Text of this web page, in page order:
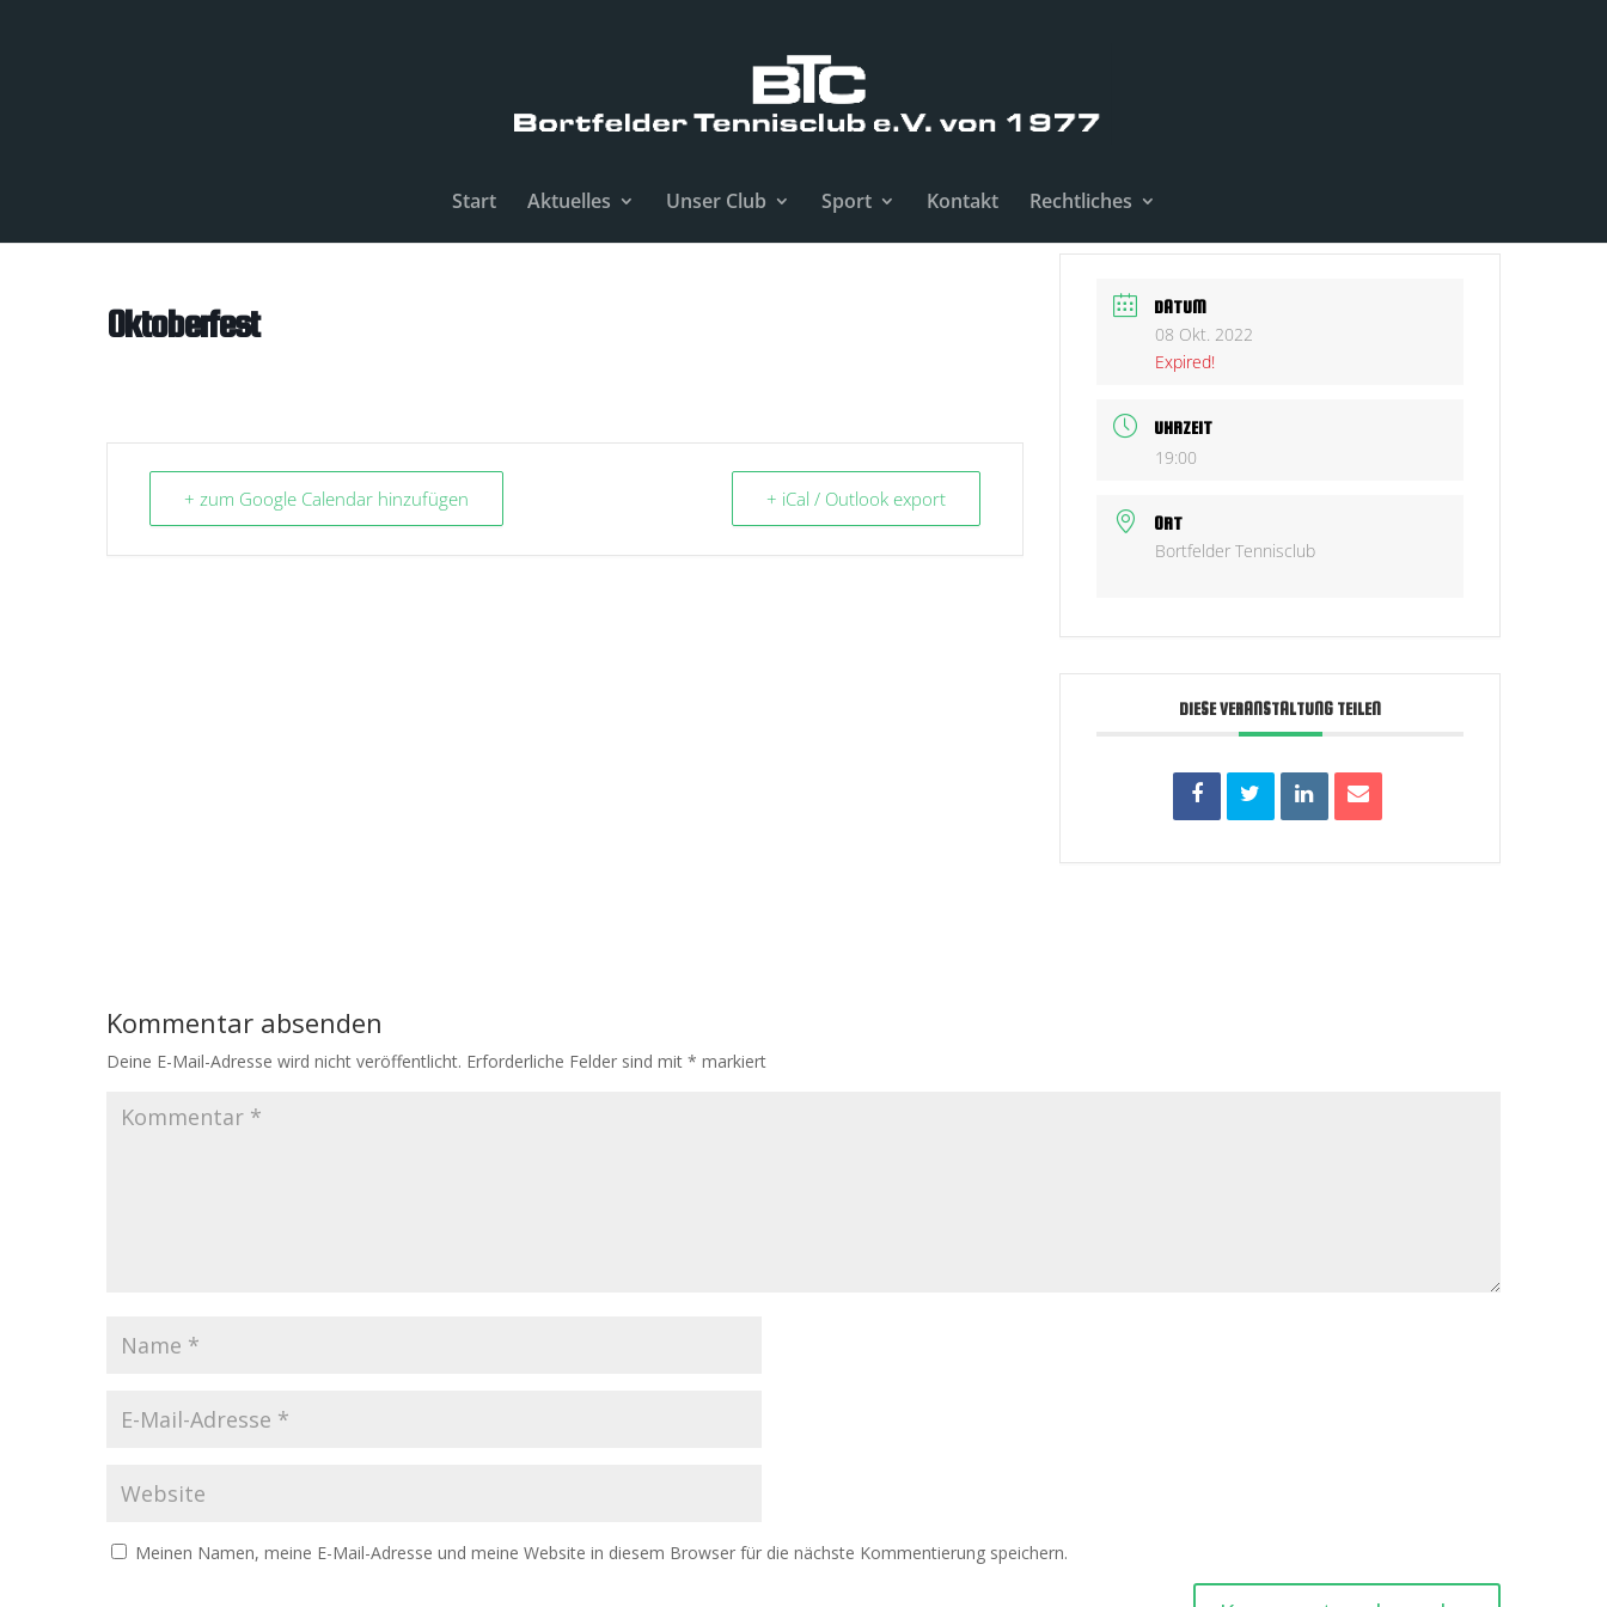
Start Aktuelles Unser Club Sport Kontakt Rechtliches
Oktoberfest
+ zum Google Calendar hinzufügen + iCal / Outlook export
DATUM
08 Okt. 2022
Expired!
UHRZEIT
19:00
ORT
Bortfelder Tennisclub
DIESE VERANSTALTUNG TEILEN
Kommentar absenden
Deine E-Mail-Adresse wird nicht veröffentlicht. Erforderliche Felder sind mit * markiert
Meinen Namen, meine E-Mail-Adresse und meine Website in diesem Browser für die nächste Kommentierung speichern.